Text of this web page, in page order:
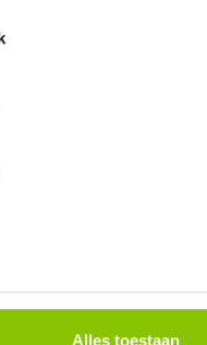
Alles toestaan